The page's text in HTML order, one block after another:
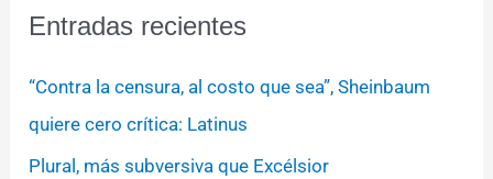
Entradas recientes
“Contra la censura, al costo que sea”, Sheinbaum
quiere cero crítica: Latinus
Plural, más subversiva que Excélsior